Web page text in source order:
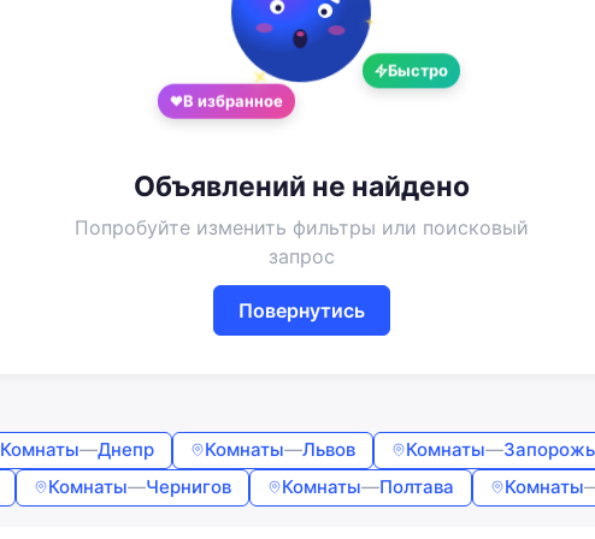
Быстро
В избранное
Объявлений не найдено
Попробуйте изменить фильтры или поисковый
запрос
Повернутись
Комнаты—Днепр Комнаты—Львов Комнаты—
Комнаты—Чернигов Комнаты—Полтава Комнаты
Google
Вход
Пароль
Запомнить меня Забыли пароль?
Войти